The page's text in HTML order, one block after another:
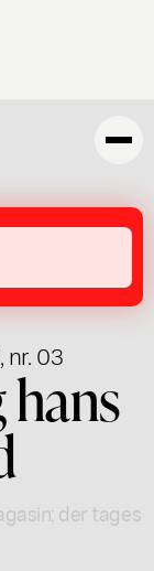
nr. 03
hans
der tages